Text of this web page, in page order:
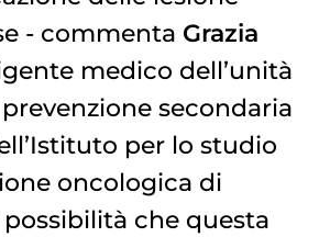
- commenta Grazia
medico dell’unità
secondaria
per lo studio
oncologica di
possibilità che questa